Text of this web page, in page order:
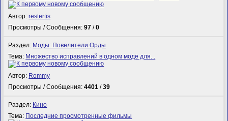
Автор:restertis
Просмотры / Сообщения:97 /0
Раздел: Моды: Повелители Орды
Тема: Множество исправлений в одном моде для...
Автор: Rommy
Просмотры / Сообщения:4401 /39
Раздел: Кино
Тема: Последние просмотренные фильмы